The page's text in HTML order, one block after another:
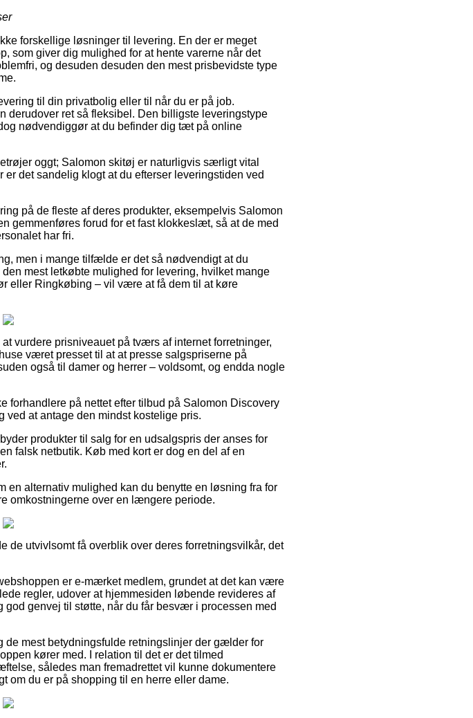
forskellige løsninger til levering. En der er meget
som giver dig mulighed for at hente varerne når det
og desuden desuden den mest prisbevidste type
til din privatbolig eller til når du er på job.
derudover ret så fleksibel. Den billigste leveringstype
nødvendiggør at du befinder dig tæt på online
oggt; Salomon skitøj er naturligvis særligt vital
det sandelig klogt at du efterser leveringstiden ved
på de fleste af deres produkter, eksempelvis Salomon
gemmenføres forud for et fast klokkeslæt, så at de med
har fri.
men i mange tilfælde er det så nødvendigt at du
mest letkøbte mulighed for levering, hvilket mange
eller Ringkøbing – vil være at få dem til at køre
vurdere prisniveauet på tværs af internet forretninger,
været presset til at at presse salgspriserne på
også til damer og herrer – voldsomt, og endda nogle
på nettet efter tilbud på Salomon Discovery
ved at antage den mindst kostelige pris.
produkter til salg for en udsalgspris der anses for
falsk netbutik. Køb med kort er dog en del af en
en alternativ mulighed kan du benytte en løsning fra for
omkostningerne over en længere periode.
de utvivlsomt få overblik over deres forretningsvilkår, det
er e-mærket medlem, grundet at det kan være
regler, udover at hjemmesiden løbende revideres af
genvej til støtte, når du får besvær i processen med
de mest betydningsfulde retningslinjer der gælder for
kører med. I relation til det er det tilmed
således man fremadrettet vil kunne dokumentere
om du er på shopping til en herre eller dame.